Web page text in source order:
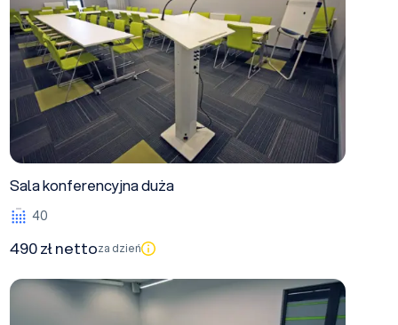
Sala konferencyjna duża
40
490 zł nettoza dzień
Sala konferencyjna średnia